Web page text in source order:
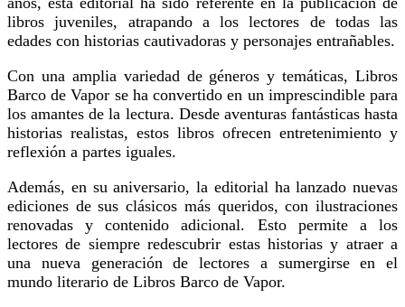
libros juveniles, atrapando a los lectores de todas las
edades con historias cautivadoras y personajes entrañables.
Con una amplia variedad de géneros y temáticas, Libros
Barco de Vapor se ha convertido en un imprescindible para
los amantes de la lectura. Desde aventuras fantásticas hasta
historias realistas, estos libros ofrecen entretenimiento y
reflexión a partes iguales.
Además, en su aniversario, la editorial ha lanzado nuevas
ediciones de sus clásicos más queridos, con ilustraciones
renovadas y contenido adicional. Esto permite a los
lectores de siempre redescubrir estas historias y atraer a
una nueva generación de lectores a sumergirse en el
mundo literario de Libros Barco de Vapor.